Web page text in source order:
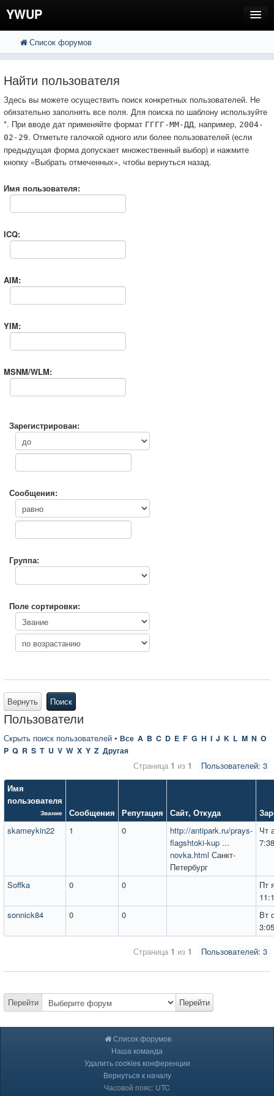
YWUP
FAQ
Вход
Список форумов
Найти пользователя
Здесь вы можете осуществить поиск конкретных пользователей. Не
обязательно заполнять все поля. Для поиска по шаблону используйте
*. При вводе дат применяйте формат ГГГГ-ММ-ДД, например, 2004-
02-29. Отметьте галочкой одного или более пользователей (если
предыдущая форма допускает множественный выбор) и нажмите
кнопку «Выбрать отмеченных», чтобы вернуться назад.
Имя пользователя:
ICQ:
AIM:
YIM:
MSNM/WLM:
Зарегистрирован:
Сообщения:
Группа:
Поле сортировки:
Вернуть Поиск
Пользователи
Скрыть поиск пользователей • Все A B C D E F G H I J K L M N O
P Q R S T U V W X Y Z Другая
Пользователей: 3
Страница 1 из 1
Имя
пользователя
Звание Сообщения Репутация Сайт, Откуда
skameykin22
1 0
http://antipark.ru/prays-
flagshtoki-kup ...
novka.html Санкт-
Петербург
Чт
Soffka 0 0
Пт
sonnick84
0 0
Вт
Пользователей: 3
Страница 1 из 1
Перейти Перейти
Список форумов
Наша команда
Удалить cookies конференции
Вернуться к началу
Часовой пояс: UTC